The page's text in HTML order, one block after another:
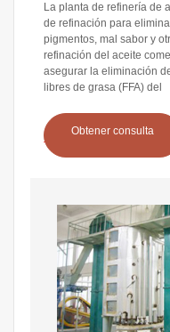
La planta de refinería de
de refinación para
pigmentos, mal sabor y
refinación del aceite
asegurar la eliminación
libres de grasa (FFA) del
Obtener consulta